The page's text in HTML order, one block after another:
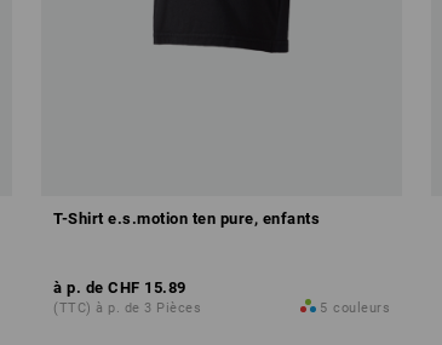
T-Shirt e.s.motion ten pure, enfants
à p. de CHF 15.89
(TTC) à p. de 3 Pièces 5 couleurs